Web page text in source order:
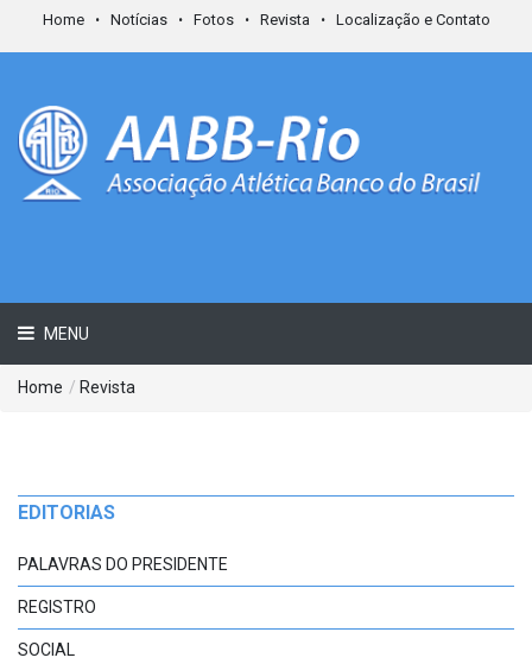
Home Notícias Fotos Revista Localização e Contato
MENU
Home / Revista
EDITORIAS
PALAVRAS DO PRESIDENTE
REGISTRO
SOCIAL